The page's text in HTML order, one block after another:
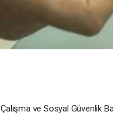
Çalışma ve Sosyal Güvenlik